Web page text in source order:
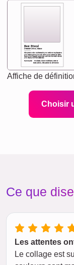
Best Friend
[<NAME>] Noun, feminie
Synonyms: Soulmate, closet confidante, sister at
heart person, life partner in adventure.
The person who understands you without explanation
you accepts just as you are. She's your partner in life's,
chaos your biggest supporter, and the one with whom
you share your best memories.
Affiche de
Choisir
Ce que
Les attentes
Le collage est